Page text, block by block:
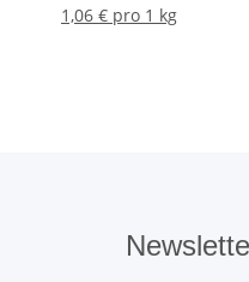
1,06 € pro 1 kg